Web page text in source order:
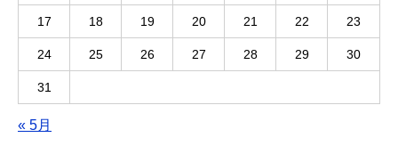
17 18 19 20 21 22 23
24 25 26 27 28 29 30
31
« 5月